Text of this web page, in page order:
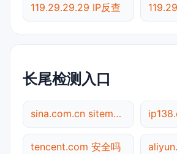
119.29.29.29 IP反查
长尾检测入口
sina.com.cn sitemap.xml检测
tencent.com 安全吗